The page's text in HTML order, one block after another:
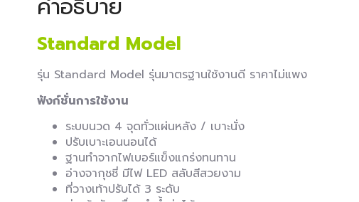
คำอธิบาย
Standard Model
รุ่น Standard Model รุ่นมาตรฐานใช้งานดี ราคาไม่แพง
ฟังก์ชั่นการใช้งาน
ระบบนวด 4 จุดทั่วแผ่นหลัง / เบาะนั่ง
ปรับเบาะเอนนอนได้
ฐานทำจากไฟเบอร์แข็งแกร่งทนทาน
อ่างจากุชชี่ มีไฟ LED สลับสีสวยงาม
ที่วางเท้าปรับได้ 3 ระดับ